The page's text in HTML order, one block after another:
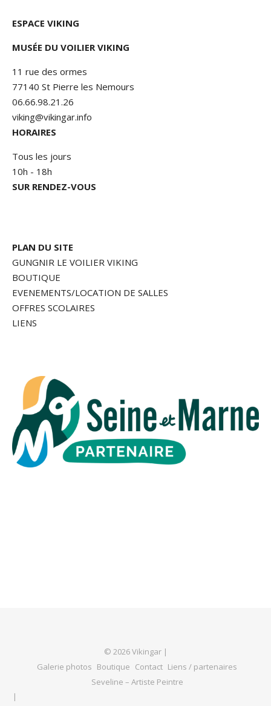
ESPACE VIKING
MUSÉE DU VOILIER VIKING
11 rue des ormes
77140 St Pierre les Nemours
06.66.98.21.26
viking@vikingar.info
HORAIRES
Tous les jours
10h - 18h
SUR RENDEZ-VOUS
PLAN DU SITE
GUNGNIR LE VOILIER VIKING
BOUTIQUE
EVENEMENTS/LOCATION DE SALLES
OFFRES SCOLAIRES
LIENS
© 2026 Vikingar |
Galerie photos Boutique Contact Liens / partenaires
Seveline – Artiste Peintre